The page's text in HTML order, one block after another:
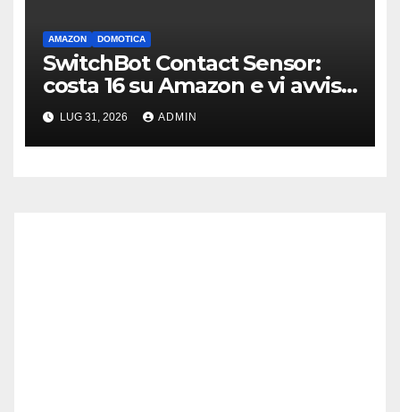
AMAZON DOMOTICA
SwitchBot Contact Sensor:
costa 16 su Amazon e vi avvisa
se qualcuno apre porte o
finestre
LUG 31, 2026 ADMIN